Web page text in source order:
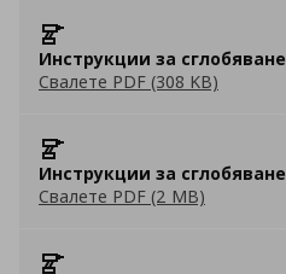
Инструкции за сглобяване
Свалете PDF (308 KB)
Инструкции за сглобяване
Свалете PDF (2 MB)